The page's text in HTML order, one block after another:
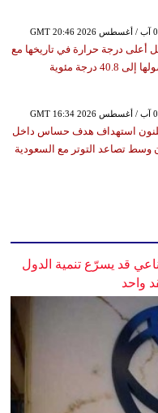
أعلى درجة حرارة في تاريخها مع
40.8 درجة مئوية
استهداف هدف حساس داخل
وسط تصاعد التوتر مع السعودية
قد يسرّع تنمية الدول
واحد